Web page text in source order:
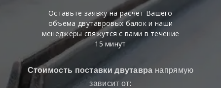
Оставьте заявку на расчет Вашего
объема двутавровых балок и наши
менеджеры свяжутся с вами в течение
15 минут
Стоимость поставки двутавра напрямую
зависит от: